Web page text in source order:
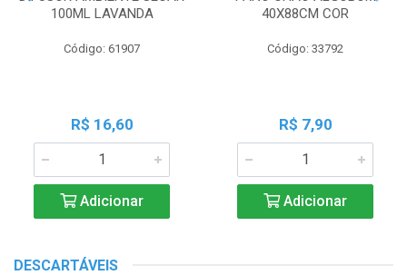
100ML LAVANDA
Código: 61907
R$ 16,60
Adicionar
40X88CM COR
Código: 33792
R$ 7,90
Adicionar
DESCARTÁVEIS